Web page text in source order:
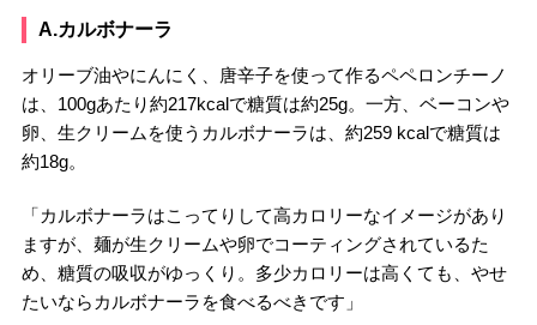
A.カルボナーラ
オリーブ油やにんにく、唐辛子を使って作るペペロンチーノ
は、100gあたり約217kcalで糖質は約25g。一方、ベーコンや
卵、生クリームを使うカルボナーラは、約259 kcalで糖質は
約18g。
「カルボナーラはこってりして高カロリーなイメージがあり
ますが、麺が生クリームや卵でコーティングされているた
め、糖質の吸収がゆっくり。多少カロリーは高くても、やせ
たいならカルボナーラを食べるべきです」